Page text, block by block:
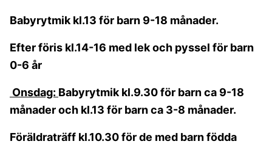
Babyrytmik kl.13 för barn 9-18 månader.
Efter föris kl.14-16 med lek och pyssel för barn
0-6 år
Onsdag: Babyrytmik kl.9.30 för barn ca 9-18
månader och kl.13 för barn ca 3-8 månader.
Föräldraträff kl.10.30 för de med barn födda